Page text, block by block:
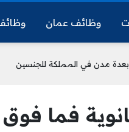
وظائف عمان
بعدة مدن في المملكة للجنسين
فما